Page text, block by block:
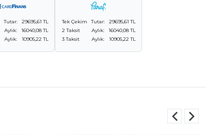
Tutar:
29695,61 TL
Aylık:
16040,08 TL
Aylık: 10905,22 TL
Tek Çekim Tutar:
29695,61 TL
2 Taksit
Aylık:
16040,08 TL
3 Taksit
Aylık: 10905,22 TL